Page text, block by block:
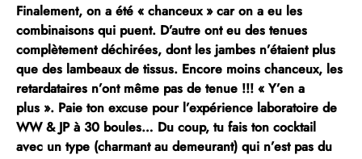
Finalement, on a été « chanceux » car on a eu les
combinaisons qui puent. D’autre ont eu des tenues
complètement déchirées, dont les jambes n’étaient plus
que des lambeaux de tissus. Encore moins chanceux, les
retardataires n’ont même pas de tenue !!! « Y’en a
plus ». Paie ton excuse pour l’expérience laboratoire de
WW & JP à 30 boules… Du coup, tu fais ton cocktail
avec un type (charmant au demeurant) qui n’est pas du